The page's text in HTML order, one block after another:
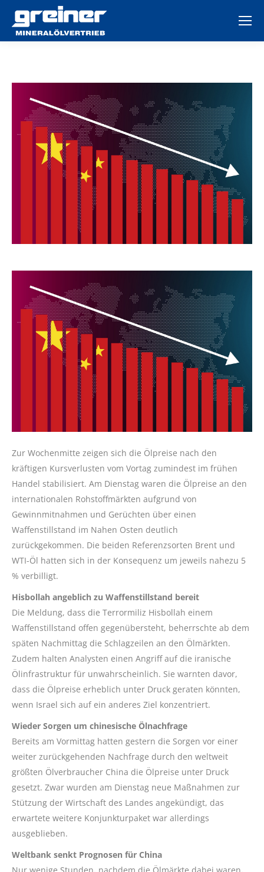
Zur Wochenmitte zeigen sich die Ölpreise nach den
kräftigen Kursverlusten vom Vortag zumindest im frühen
Handel stabilisiert. Am Dienstag waren die Ölpreise an den
internationalen Rohstoffmärkten aufgrund von
Gewinnmitnahmen und Gerüchten über einen
Waffenstillstand im Nahen Osten deutlich
zurückgekommen. Die beiden Referenzsorten Brent und
WTI-Öl hatten sich in der Konsequenz um jeweils nahezu 5
% verbilligt.
Hisbollah angeblich zu Waffenstillstand bereit
Die Meldung, dass die Terrormiliz Hisbollah einem
Waffenstillstand offen gegenübersteht, beherrschte ab dem
späten Nachmittag die Schlagzeilen an den Ölmärkten.
Zudem halten Analysten einen Angriff auf die iranische
Ölinfrastruktur für unwahrscheinlich. Sie warnten davor,
dass die Ölpreise erheblich unter Druck geraten könnten,
wenn Israel sich auf ein anderes Ziel konzentriert.
Wieder Sorgen um chinesische Ölnachfrage
Bereits am Vormittag hatten gestern die Sorgen vor einer
weiter zurückgehenden Nachfrage durch den weltweit
größten Ölverbraucher China die Ölpreise unter Druck
gesetzt. Zwar wurden am Dienstag neue Maßnahmen zur
Stützung der Wirtschaft des Landes angekündigt, das
erwartete weitere Konjunkturpaket war allerdings
ausgeblieben.
Weltbank senkt Prognosen für China